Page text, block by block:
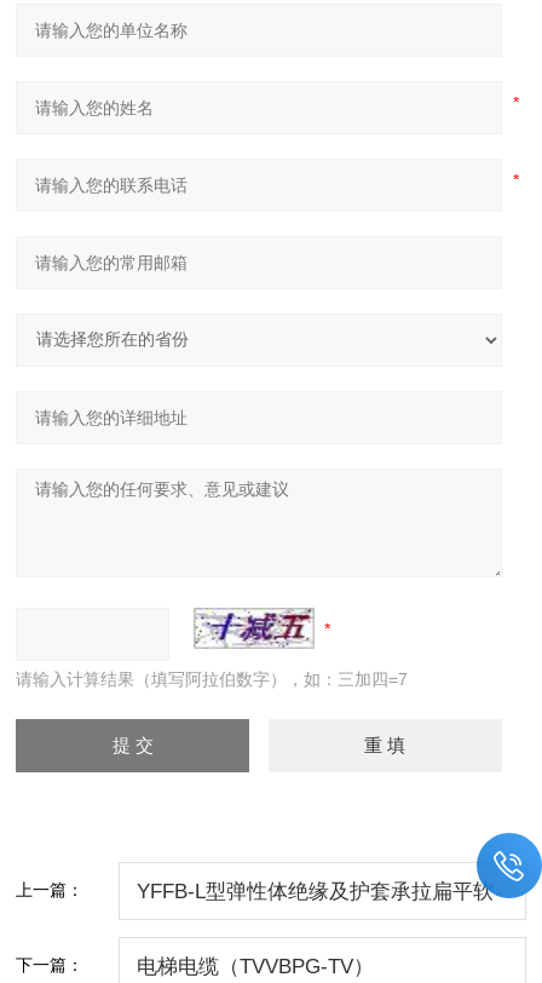
请输入计算结果（填写阿拉伯数字），如：三加四=7
上一篇： YFFB-L型弹性体绝缘及护套承拉扁平软
下一篇： 电梯电缆（TVVBPG-TV）